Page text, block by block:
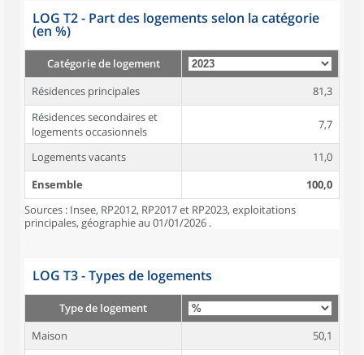
LOG T2 - Part des logements selon la catégorie
(en %)
Catégorie de logement
Résidences principales
81,3
Résidences secondaires et
logements occasionnels
7,7
Logements vacants
11,0
Ensemble
100,0
Sources : Insee, RP2012, RP2017 et RP2023, exploitations
principales, géographie au 01/01/2026 .
LOG T3 - Types de logements
Type de logement
Maison
50,1